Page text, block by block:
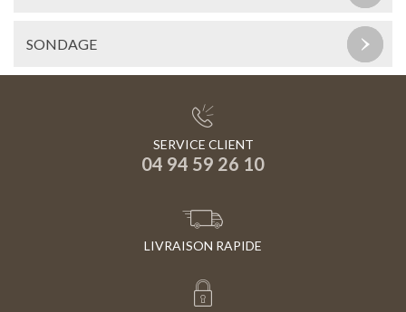
SONDAGE
SERVICE CLIENT
04 94 59 26 10
LIVRAISON RAPIDE